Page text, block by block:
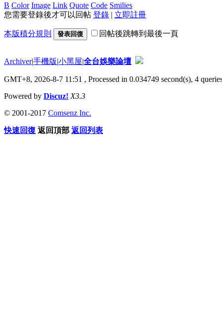
B Color Image Link Quote Code Smilies
您需要登錄後才可以回帖 登錄 | 立即註冊
本版積分規則 發表回復 回帖後跳轉到最後一頁
Archiver|手機版|小黑屋|全台娛樂論壇
GMT+8, 2026-8-7 11:51 , Processed in 0.034749 second(s), 4
Powered by Discuz! X3.3
© 2001-2017 Comsenz Inc.
快速回復 返回頂部 返回列表